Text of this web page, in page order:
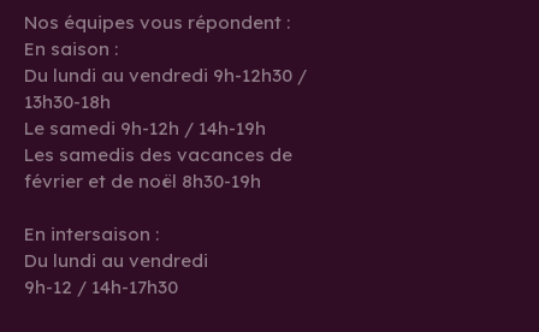
Nos équipes vous répondent :
En saison :
Du lundi au vendredi 9h-12h30 /
13h30-18h
Le samedi 9h-12h / 14h-19h
Les samedis des vacances de
février et de noël 8h30-19h
En intersaison :
Du lundi au vendredi
9h-12 / 14h-17h30